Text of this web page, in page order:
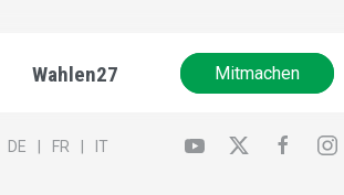
Wahlen27 Mitmachen
DE FR IT